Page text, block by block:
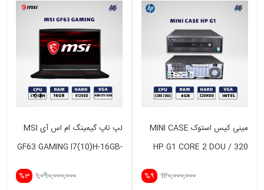
مینی کیس استوک MINI CASE
HP G1 CORE 2 DOU / 320
%9 120,000,000
لپ تاپ گیمینگ ام اس آی MSI
GF63 GAMING I7(10)H-16GB-
512 GB SSD-VGA 4GB- GTX
%3 1,090,000,000